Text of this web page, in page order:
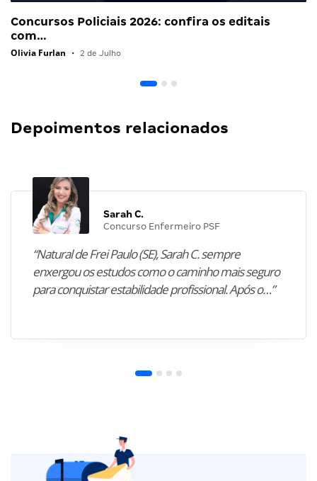
Concursos Policiais 2026: confira os editais
com…
Olivia Furlan • 2 de Julho
Depoimentos relacionados
Sarah C.
Concurso Enfermeiro PSF
“Natural de Frei Paulo (SE), Sarah C. sempre
enxergou os estudos como o caminho mais seguro
para conquistar estabilidade profissional. Após o…”